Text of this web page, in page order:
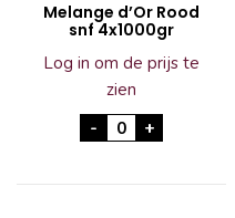
Melange d’Or Rood
snf 4x1000gr
Log in om de prijs te
zien
- Melange d'Or
+